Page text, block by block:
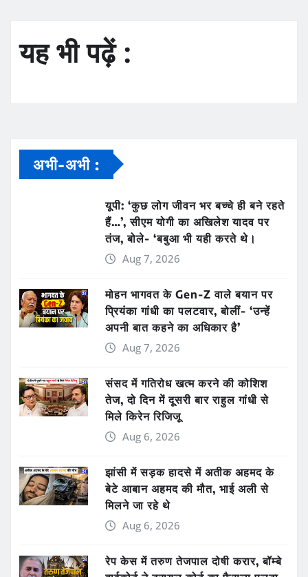
यह भी पढ़ें :
अभी-अभी :
यूपी: ‘कुछ लोग जीवन भर बच्चे ही बने रहते
हैं…’, सीएम योगी का अखिलेश यादव पर
तंज, बोले- ‘बबुआ भी यही करते थे।
Aug 7, 2026
मोहन भागवत के Gen-Z वाले बयान पर
प्रियंका गांधी का पलटवार, बोलीं- ‘उन्हें
अपनी बात कहने का अधिकार है’
Aug 7, 2026
संसद में गतिरोध खत्म करने की कोशिश
तेज, दो दिन में दूसरी बार राहुल गांधी से
मिले किरेन रिजिजू
Aug 6, 2026
झांसी में सड़क हादसे में अतीक अहमद के
बेटे आबान अहमद की मौत, भाई अली से
मिलने जा रहे थे
Aug 6, 2026
रेप केस में तरुण तेजपाल दोषी करार, बॉम्बे